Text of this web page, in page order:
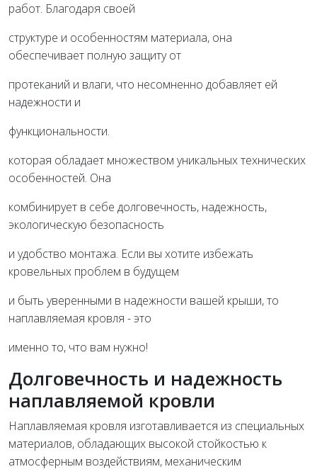
работ. Благодаря своей
структуре и особенностям материала, она
обеспечивает полную защиту от
протеканий и влаги, что несомненно добавляет ей
надежности и
функциональности.
которая обладает множеством уникальных технических
особенностей. Она
комбинирует в себе долговечность, надежность,
экологическую безопасность
и удобство монтажа. Если вы хотите избежать
кровельных проблем в будущем
и быть уверенными в надежности вашей крыши, то
наплавляемая кровля - это
именно то, что вам нужно!
Долговечность и надежность
наплавляемой кровли
Наплавляемая кровля изготавливается из специальных
материалов, обладающих высокой стойкостью к
атмосферным воздействиям, механическим